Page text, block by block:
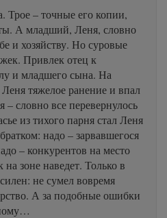
Трое – точные его копии,
А младший, Леня, словно
и хозяйству. Но суровые
Привлек отец к
и младшего сына. На
тяжелое ранение и впал
словно все перевернулось
из тихого парня стал Леня
надо – зарвавшегося
– конкурентов на место
зоне наведет. Только в
не сумел вовремя
А за подобные ошибки